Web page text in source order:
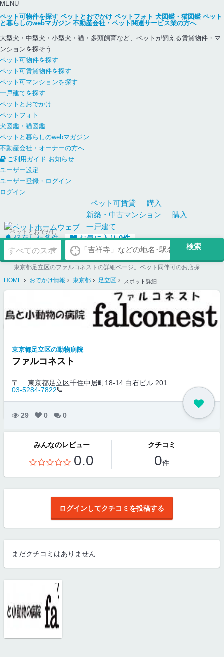
MENU
ペット可物件を探す ペットとおでかけ ペットフォト 犬図鑑・猫図鑑 ペット
と暮らしのwebマガジン 不動産会社・ペット関連サービス業の方へ
大型犬・中型犬・小型犬・猫・多頭飼育など、ペットが飼える賃貸物件・マ
ンションを探そう
ペット可物件を探す
ペット可賃貸物件を探す
ペット可マンションを探す
一戸建てを探す
ペットとおでかけ
ペットフォト
犬図鑑・猫図鑑
ペットと暮らしのwebマガジン
不動産会社・オーナーの方へ
ご利用ガイド お知らせ
ユーザー設定
ユーザー登録・ログイン
ログイン
ペット可賃貸
購入
新築・中古マンション
購入
一戸建て
保存した条件
お気に入り0件
ペットとおでかけ
東京都足立区のファルコネストの詳細ページ。ペット同伴可のお店探しならペットホームウェブ。ペット可賃貸のお部屋探し、ペット可マンション購入のご検討時にもご利用ください。
HOME
おでかけ情報 東京都 足立区 スポット詳細
東京都足立区の動物病院
ファルコネスト
〒
東京都足立区千住中居町18-14 白石ビル 201
03-5284-7822
29 0 0
みんなのレビュー
0.0
クチコミ
0件
ログインしてクチコミを投稿する
まだクチコミはありません